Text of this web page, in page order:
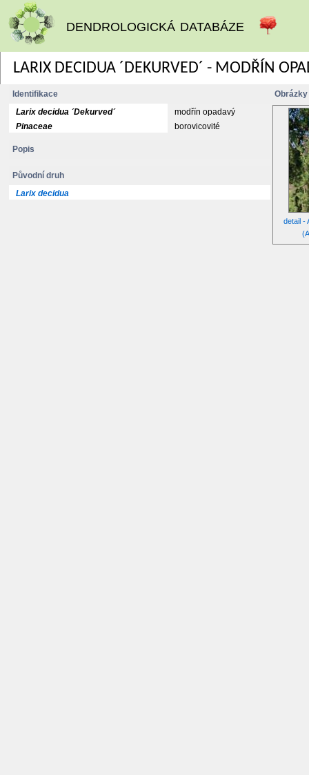
dendrologická databáze
LARIX DECIDUA ´DEKURVED´ - MODŘÍN
Obrázky
detail -
Identifikace
Larix decidua ´Dekurved´
modřín opadavý
Pinaceae
borovicovité
Popis
Původní druh
Larix decidua